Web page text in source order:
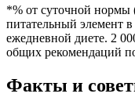
*% от суточной нормы
питательный элемент
ежедневной диете. 2
общих рекомендаций
Факты и